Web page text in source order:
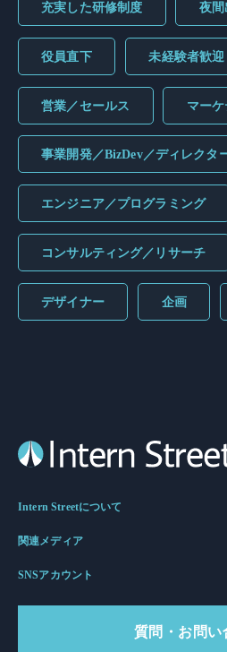
充実した研修制度 夜
役員直下 未経験者歓迎
営業／セールス マー
事業開発／BizDev／ディレクタ
エンジニア／プログラミング
コンサルティング／リサーチ
デザイナー 企画
Intern Streetについて
関連メディア
SNSアカウント
質問・お問い